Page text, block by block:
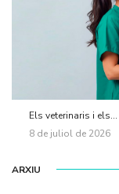
Els veterinaris i els...
8 de juliol de 2026
ARXIU